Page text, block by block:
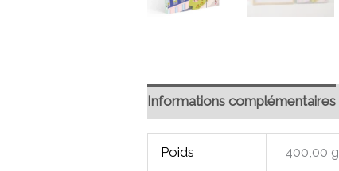
Informations complémentaires
Poids 400,00 g